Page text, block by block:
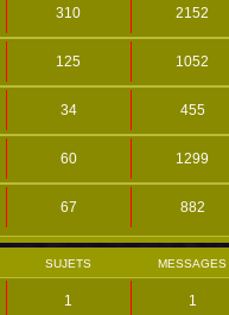
310 2152
125 1052
34 455
60 1299
67 882
SUJETS MESSAGES
1 1